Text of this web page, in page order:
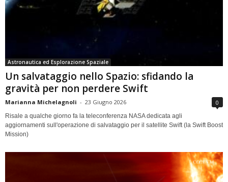
Astronautica ed Esplorazione Spaziale
Un salvataggio nello Spazio: sfidando la
gravità per non perdere Swift
Marianna Michelagnoli - 23 Giugno 2026 0
Risale a qualche giorno fa la teleconferenza NASA dedicata agli
aggiornamenti sull'operazione di salvataggio per il satellite Swift (la Swift Boost
Mission)